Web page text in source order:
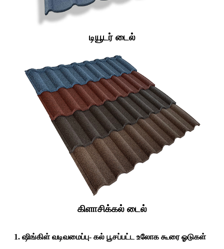
டியூடர் டைல்
கிளாசிக்கல் டைல்
1. ஷிங்கிள் வடிவமைப்பு- கல் பூசப்பட்ட உலோக கூரை ஓடுகள்